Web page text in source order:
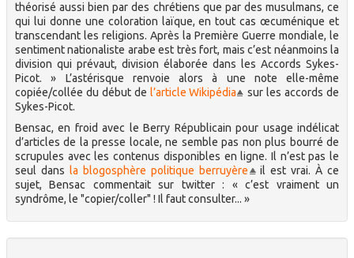
théorisé aussi bien par des chrétiens que par des musulmans, ce
qui lui donne une coloration laïque, en tout cas œcuménique et
transcendant les religions. Après la Première Guerre mondiale, le
sentiment nationaliste arabe est très fort, mais c’est néanmoins la
division qui prévaut, division élaborée dans les Accords Sykes-
Picot. » L’astérisque renvoie alors à une note elle-même
copiée/collée du début de l’article Wikipédia
sur les accords de
Sykes-Picot.
Bensac, en froid avec le Berry Républicain pour usage indélicat
d’articles de la presse locale, ne semble pas non plus bourré de
scrupules avec les contenus disponibles en ligne. Il n’est pas le
seul dans la blogosphère politique berruyère
il est vrai. À ce
sujet, Bensac commentait sur twitter : « c’est vraiment un
syndrôme, le "copier/coller" ! Il faut consulter... »